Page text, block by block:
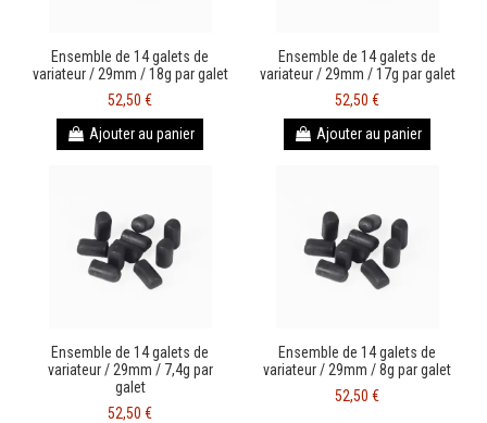
Ensemble de 14 galets de
variateur / 29mm / 18g par galet
52,50 €
Ajouter au panier
Ensemble de 14 galets de
variateur / 29mm / 17g par galet
52,50 €
Ajouter au panier
Ensemble de 14 galets de
variateur / 29mm / 7,4g par
galet
52,50 €
Ensemble de 14 galets de
variateur / 29mm / 8g par galet
52,50 €